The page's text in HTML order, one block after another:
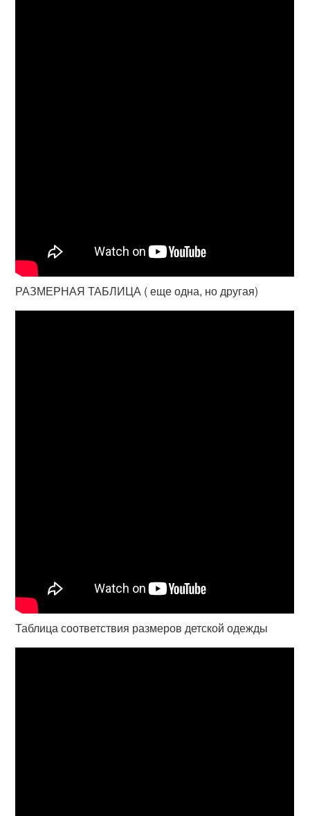
РАЗМЕРНАЯ ТАБЛИЦА ( еще одна, но другая)
Таблица соответствия размеров детской одежды